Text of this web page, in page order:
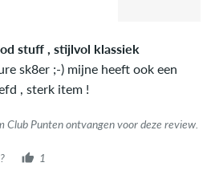
kun je dit zien aan het groene
woorden "geverifieerde
werd de aankoop geverifieerd op
garanderen dat de persoon het
stuff , stijlvol klassiek
sk8er ;-) mijne heeft ook een
, sterk item !
Club Punten ontvangen voor deze review.
1